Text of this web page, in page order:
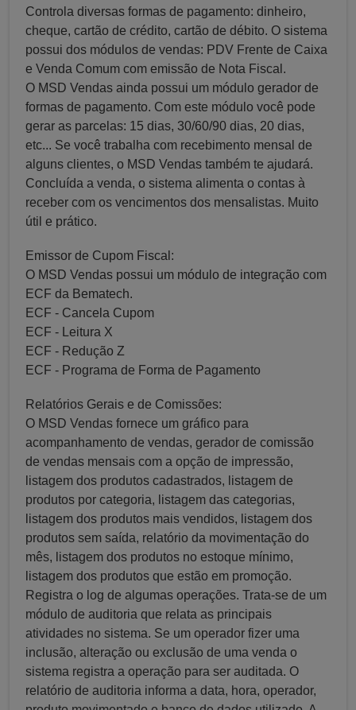
Controla diversas formas de pagamento: dinheiro,
cheque, cartão de crédito, cartão de débito. O sistema
possui dos módulos de vendas: PDV Frente de Caixa
e Venda Comum com emissão de Nota Fiscal.
O MSD Vendas ainda possui um módulo gerador de
formas de pagamento. Com este módulo você pode
gerar as parcelas: 15 dias, 30/60/90 dias, 20 dias,
etc... Se você trabalha com recebimento mensal de
alguns clientes, o MSD Vendas também te ajudará.
Concluída a venda, o sistema alimenta o contas à
receber com os vencimentos dos mensalistas. Muito
útil e prático.
Emissor de Cupom Fiscal:
O MSD Vendas possui um módulo de integração com
ECF da Bematech.
ECF - Cancela Cupom
ECF - Leitura X
ECF - Redução Z
ECF - Programa de Forma de Pagamento
Relatórios Gerais e de Comissões:
O MSD Vendas fornece um gráfico para
acompanhamento de vendas, gerador de comissão
de vendas mensais com a opção de impressão,
listagem dos produtos cadastrados, listagem de
produtos por categoria, listagem das categorias,
listagem dos produtos mais vendidos, listagem dos
produtos sem saída, relatório da movimentação do
mês, listagem dos produtos no estoque mínimo,
listagem dos produtos que estão em promoção.
Registra o log de algumas operações. Trata-se de um
módulo de auditoria que relata as principais
atividades no sistema. Se um operador fizer uma
inclusão, alteração ou exclusão de uma venda o
sistema registra a operação para ser auditada. O
relatório de auditoria informa a data, hora, operador,